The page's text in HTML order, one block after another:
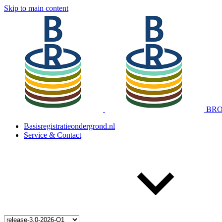
Skip to main content
Basisregistratieondergrond.nl
Service & Contact